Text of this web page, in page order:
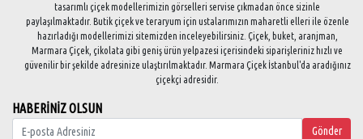
tasarımlı çiçek modellerimizin görselleri servise çıkmadan önce sizinle
paylaşılmaktadır. Butik çiçek ve teraryum için ustalarımızın maharetli elleri ile özenle
hazırladığı modellerimizi sitemizden inceleyebilirsiniz. Çiçek, buket, aranjman,
Marmara Çiçek, çikolata gibi geniş ürün yelpazesi içerisindeki siparişleriniz hızlı ve
güvenilir bir şekilde adresinize ulaştırılmaktadır. Marmara Çiçek İstanbul'da aradığınız
çiçekçi adresidir.
HABERİNİZ OLSUN
Gönder